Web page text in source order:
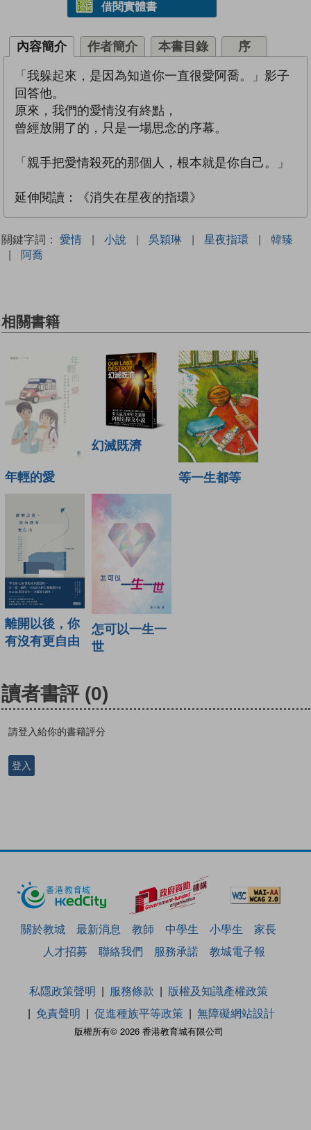
借閱實體書
內容簡介 作者簡介 本書目錄 序
「我躲起來，是因為知道你一直很愛阿喬。」影子
回答他。
原來，我們的愛情沒有終點，
曾經放開了的，只是一場思念的序幕。
「親手把愛情殺死的那個人，根本就是你自己。」
延伸閱讀：《消失在星夜的指環》
關鍵字詞： 愛情 | 小說 | 吳穎琳 | 星夜指環 |
韓臻
|
阿喬
相關書籍
年輕的愛
幻滅既濟
等一生都等
離開以後，你
有沒有更自由
怎可以一生一
世
讀者書評 (0)
請登入給你的書籍評分
登入
關於教城 最新消息 教師 中學生 小學生
家長
人才招募
聯絡我們 服務承諾 教城電子報
版權所有© 2026 香港教育城有限公司
私隱政策聲明 服務條款
版權及知識產權政策
免責聲明
促進種族平等政策 無障礙網站設計